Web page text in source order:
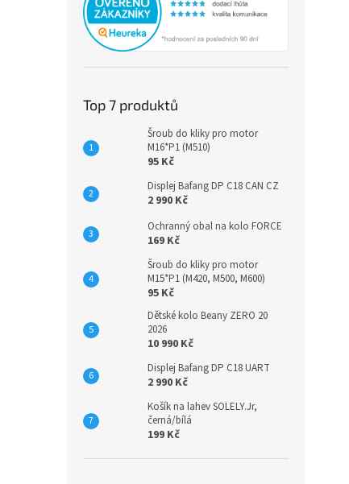
Top 7 produktů
Šroub do kliky pro motor
M16*P1 (M510)
95 Kč
Displej Bafang DP C18 CAN CZ
2 990 Kč
Ochranný obal na kolo FORCE
169 Kč
Šroub do kliky pro motor
M15*P1 (M420, M500, M600)
95 Kč
Dětské kolo Beany ZERO 20
2026
10 990 Kč
Displej Bafang DP C18 UART
2 990 Kč
Košík na lahev SOLELY.Jr,
černá/bílá
199 Kč